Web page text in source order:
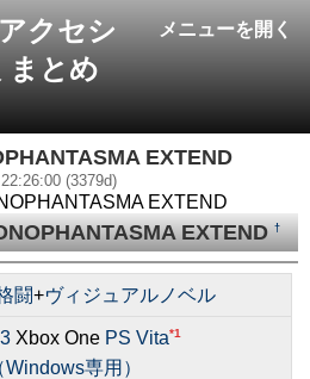
メニューを開く
クセシ
まとめ
EXTEND
(3379d)
EXTEND
EXTEND†
闘+ヴィジュアルノベル
Xbox One PS Vita*1
専用）